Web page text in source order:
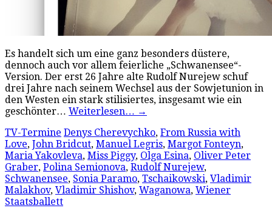
Es handelt sich um eine ganz besonders düstere,
dennoch auch vor allem feierliche „Schwanensee“-
Version. Der erst 26 Jahre alte Rudolf Nurejew schuf
drei Jahre nach seinem Wechsel aus der Sowjetunion in
den Westen ein stark stilisiertes, insgesamt wie ein
geschönter… Weiterlesen… →
TV-Termine Denys Cherevychko, From Russia with
Love, John Bridcut, Manuel Legris, Margot Fonteyn,
Maria Yakovleva, Miss Piggy, Olga Esina, Oliver Peter
Graber, Polina Semionova, Rudolf Nurejew,
Schwanensee, Sonia Paramo, Tschaikowski, Vladimir
Malakhov, Vladimir Shishov, Waganowa, Wiener
Staatsballett